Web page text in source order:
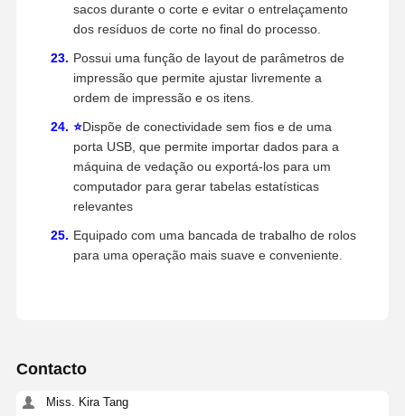
sacos durante o corte e evitar o entrelaçamento
dos resíduos de corte no final do processo.
Possui uma função de layout de parâmetros de
impressão que permite ajustar livremente a
ordem de impressão e os itens.
⭐Dispõe de conectividade sem fios e de uma
porta USB, que permite importar dados para a
máquina de vedação ou exportá-los para um
computador para gerar tabelas estatísticas
relevantes
Equipado com uma bancada de trabalho de rolos
para uma operação mais suave e conveniente.
Contacto
Miss. Kira Tang